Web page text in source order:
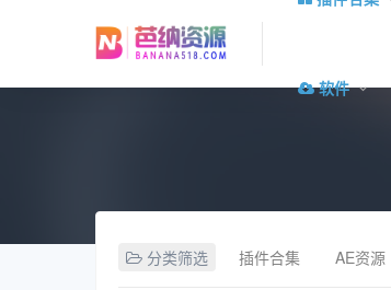
软件
分类筛选 插件合集 AE资源